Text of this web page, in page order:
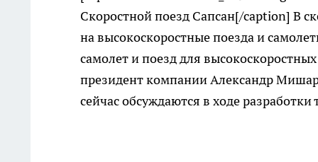
Скоростной поезд Сапсан[/caption] В
на высокоскоростные поезда и
самолет и поезд для
президент компании Александр
сейчас обсуждаются в ходе